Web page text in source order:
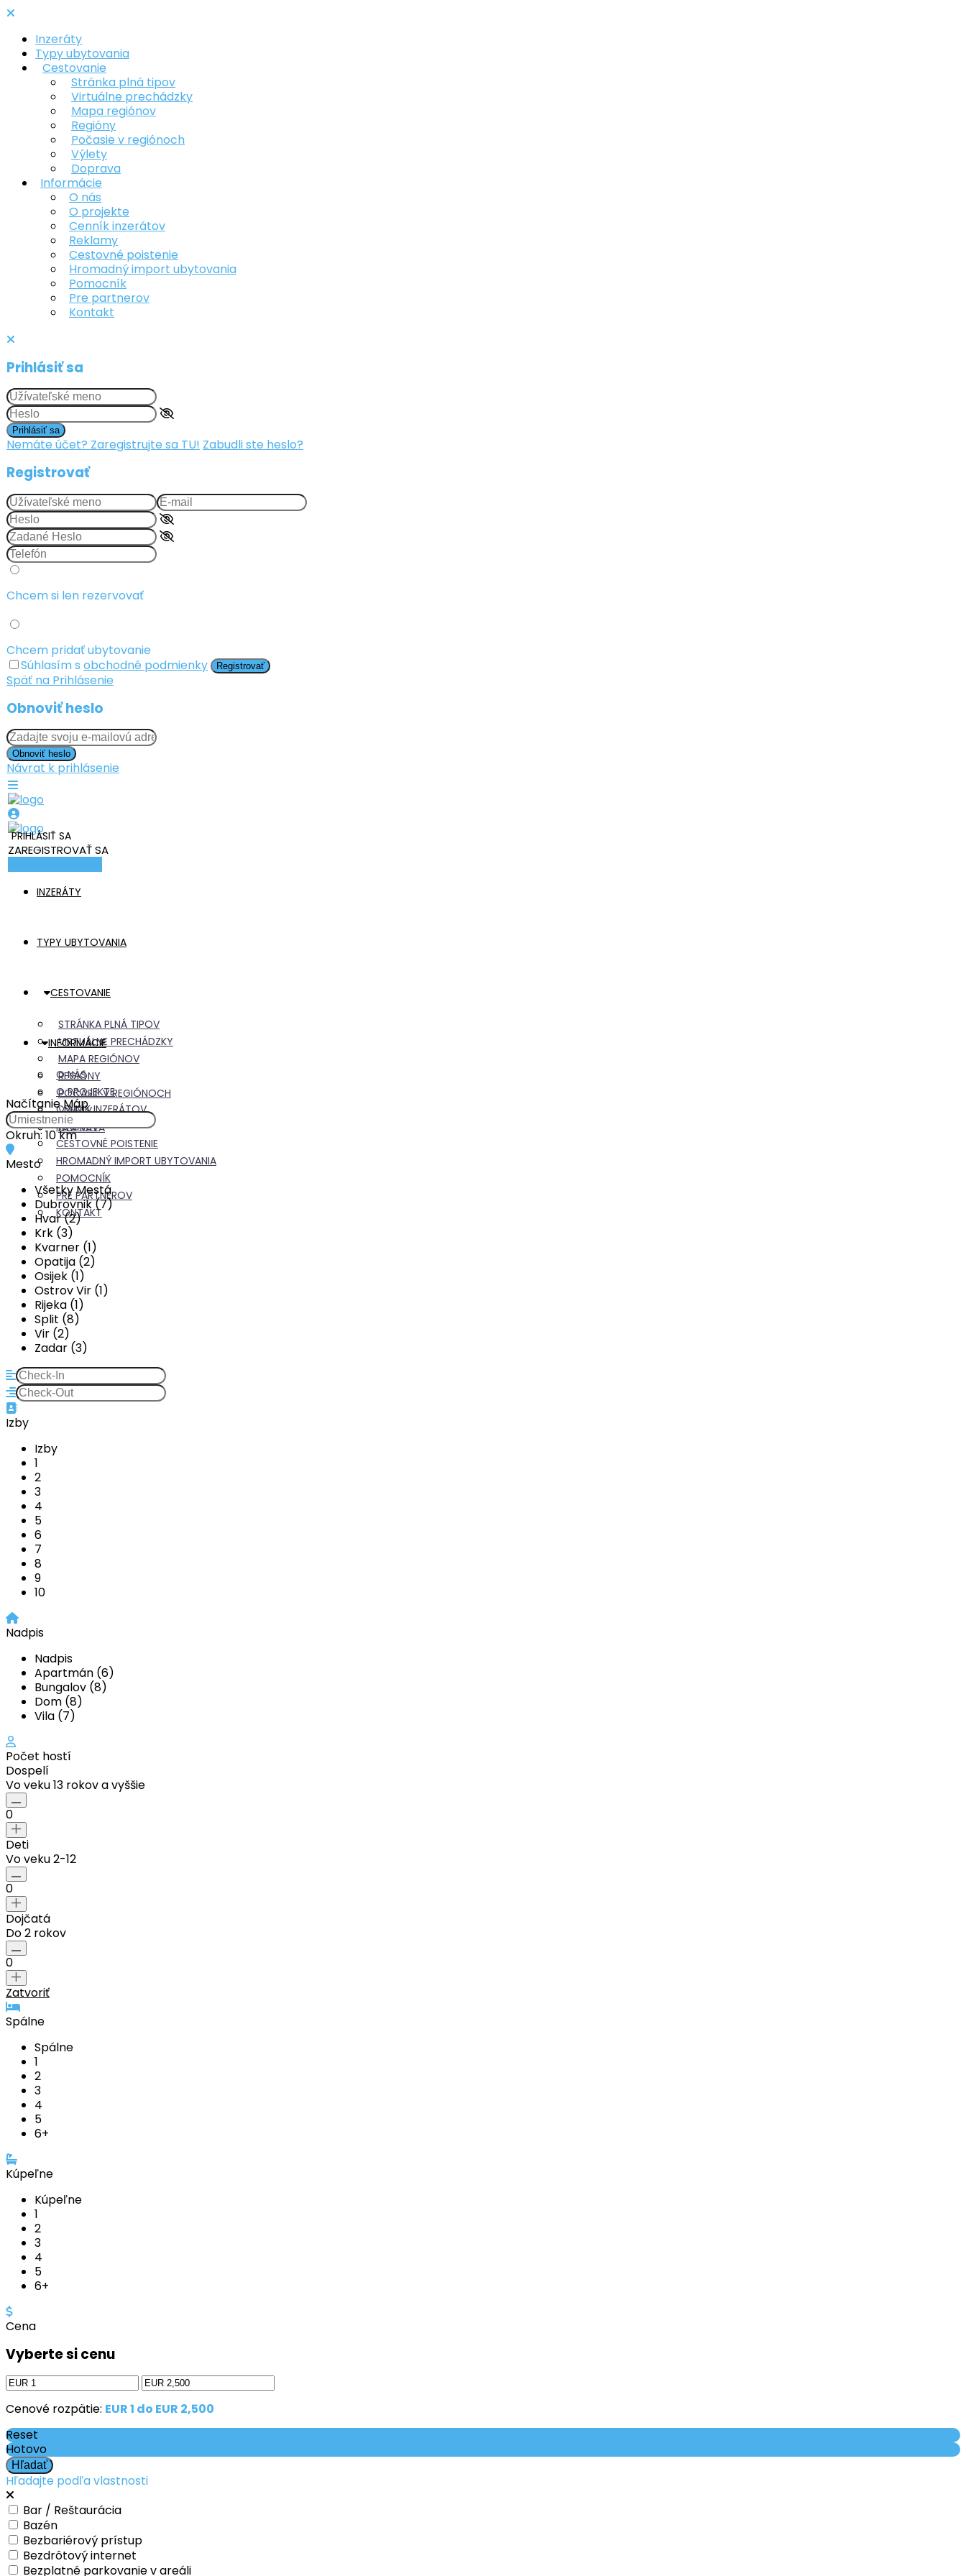
Inzeráty
Typy ubytovania
Cestovanie
Stránka plná tipov
Virtuálne prechádzky
Mapa regiónov
Regióny
Počasie v regiónoch
Výlety
Doprava
Informácie
O nás
O projekte
Cenník inzerátov
Reklamy
Cestovné poistenie
Hromadný import ubytovania
Pomocník
Pre partnerov
Kontakt
Prihlásiť sa
Prihlásiť sa
Nemáte účet? Zaregistrujte sa TU! Zabudli ste heslo?
Registrovať
Chcem si len rezervovať
Chcem pridať ubytovanie
Súhlasím s obchodné podmienky Registrovať
Späť na Prihlásenie
Obnoviť heslo
Obnoviť heslo
Návrat k prihlásenie
PRIHLÁSIŤ SA
ZAREGISTROVAŤ SA
INZERÁTY
TYPY UBYTOVANIA
CESTOVANIE
STRÁNKA PLNÁ TIPOV
VIRTUÁLNE PRECHÁDZKY
MAPA REGIÓNOV
REGIÓNY
POČASIE V REGIÓNOCH
VÝLETY
DOPRAVA
INFORMÁCIE
O NÁS
O PROJEKTE
CENNÍK INZERÁTOV
REKLAMY
CESTOVNÉ POISTENIE
HROMADNÝ IMPORT UBYTOVANIA
POMOCNÍK
PRE PARTNEROV
KONTAKT
Načítanie Máp
Okruh:10 km
Mesto
Všetky Mestá
Dubrovnik (7)
Hvar (2)
Krk (3)
Kvarner (1)
Opatija (2)
Osijek (1)
Ostrov Vir (1)
Rijeka (1)
Split (8)
Vir (2)
Zadar (3)
Izby
Izby
1
2
3
4
5
6
7
8
9
10
Nadpis
Nadpis
Apartmán (6)
Bungalov (8)
Dom (8)
Vila (7)
Počet hostí
Dospelí
Vo veku 13 rokov a vyššie
0
Deti
Vo veku 2-12
0
Dojčatá
Do 2 rokov
0
Zatvoriť
Spálne
Spálne
1
2
3
4
5
6+
Kúpeľne
Kúpeľne
1
2
3
4
5
6+
Cena
Vyberte si cenu
Cenové rozpätie: EUR 1 do EUR 2,500
Reset
Hotovo
Hľadajte podľa vlastnosti
Bar / Reštaurácia
Bazén
Bezbariérový prístup
Bezdrôtový internet
Bezplatné parkovanie v areáli